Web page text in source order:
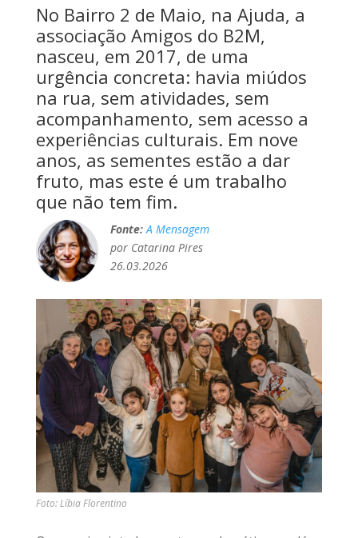
No Bairro 2 de Maio, na Ajuda, a
associação Amigos do B2M,
nasceu, em 2017, de uma
urgência concreta: havia miúdos
na rua, sem atividades, sem
acompanhamento, sem acesso a
experiências culturais. Em nove
anos, as sementes estão a dar
fruto, mas este é um trabalho
que não tem fim.
Fonte: A Mensagem
por Catarina Pires
26.03.2026
Foto: Líbia Florentino